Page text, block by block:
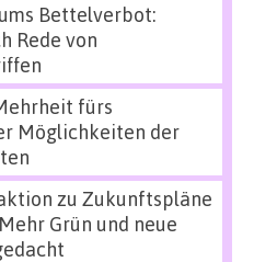
Bettelverbot:
Rede von
fürs
Möglichkeiten der
zu Zukunftspläne
Grün und neue